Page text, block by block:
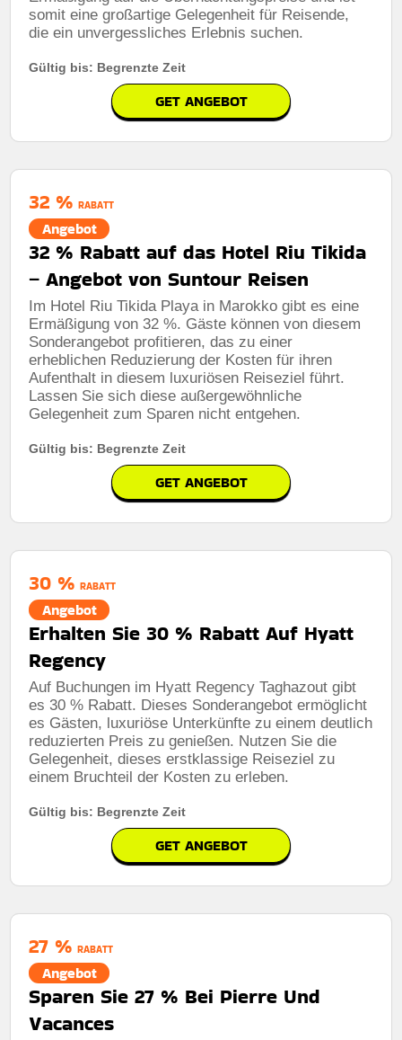
somit eine großartige Gelegenheit für Reisende,
die ein unvergessliches Erlebnis suchen.
Gültig bis: Begrenzte Zeit
GET ANGEBOT
32 % RABATT
Angebot
32 % Rabatt auf das Hotel Riu Tikida
– Angebot von Suntour Reisen
Im Hotel Riu Tikida Playa in Marokko gibt es eine
Ermäßigung von 32 %. Gäste können von diesem
Sonderangebot profitieren, das zu einer
erheblichen Reduzierung der Kosten für ihren
Aufenthalt in diesem luxuriösen Reiseziel führt.
Lassen Sie sich diese außergewöhnliche
Gelegenheit zum Sparen nicht entgehen.
Gültig bis: Begrenzte Zeit
GET ANGEBOT
30 % RABATT
Angebot
Erhalten Sie 30 % Rabatt Auf Hyatt
Regency
Auf Buchungen im Hyatt Regency Taghazout gibt
es 30 % Rabatt. Dieses Sonderangebot ermöglicht
es Gästen, luxuriöse Unterkünfte zu einem deutlich
reduzierten Preis zu genießen. Nutzen Sie die
Gelegenheit, dieses erstklassige Reiseziel zu
einem Bruchteil der Kosten zu erleben.
Gültig bis: Begrenzte Zeit
GET ANGEBOT
27 % RABATT
Angebot
Sparen Sie 27 % Bei Pierre Und
Vacances